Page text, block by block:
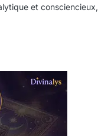
et consciencieux,